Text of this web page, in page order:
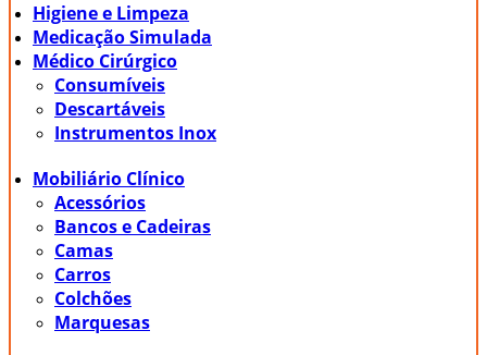
Higiene e Limpeza
Medicação Simulada
Médico Cirúrgico
Consumíveis
Descartáveis
Instrumentos Inox
Mobiliário Clínico
Acessórios
Bancos e Cadeiras
Camas
Carros
Colchões
Marquesas